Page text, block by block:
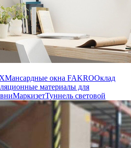
Мансардные окна FAKROОклад
материалы для
МаркизетТуннель световой